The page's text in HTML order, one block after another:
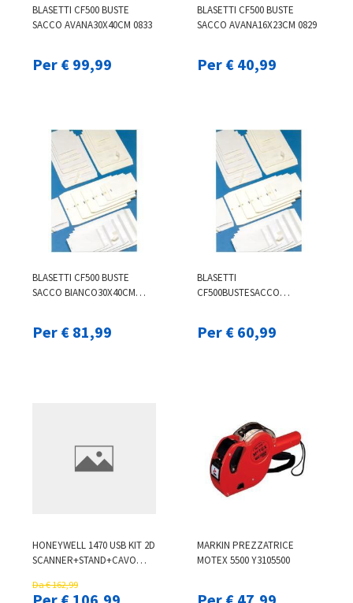
BLASETTI CF500 BUSTE
SACCO AVANA30X40CM 0833
Per € 99,99
BLASETTI CF500 BUSTE
SACCO AVANA16X23CM 0829
Per € 40,99
BLASETTI CF500 BUSTE
SACCO BIANCO30X40CM
Per € 81,99
BLASETTI
CF500BUSTESACCO
Per € 60,99
HONEYWELL 1470 USB KIT 2D
SCANNER+STAND+CAVO
Da € 162,99
MARKIN PREZZATRICE
MOTEX 5500 Y3105500